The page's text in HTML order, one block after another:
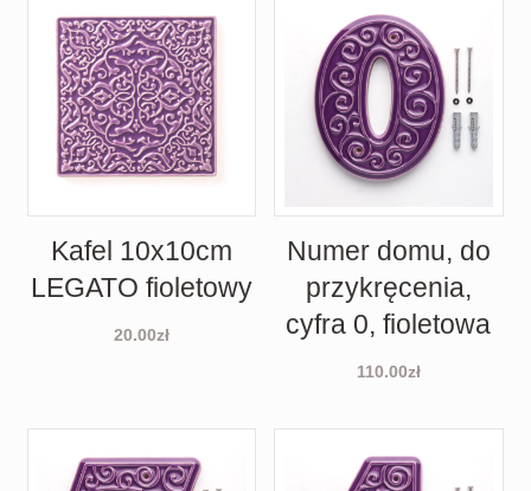
Kafel 10x10cm
LEGATO fioletowy
20.00zł
Numer domu, do
przykręcenia,
cyfra 0, fioletowa
110.00zł